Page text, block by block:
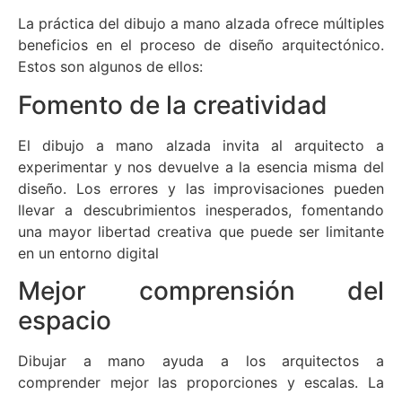
La práctica del dibujo a mano alzada ofrece múltiples
beneficios en el proceso de diseño arquitectónico.
Estos son algunos de ellos:
Fomento de la creatividad
El dibujo a mano alzada invita al arquitecto a
experimentar y nos devuelve a la esencia misma del
diseño. Los errores y las improvisaciones pueden
llevar a descubrimientos inesperados, fomentando
una mayor libertad creativa que puede ser limitante
en un entorno digital
Mejor comprensión del
espacio
Dibujar a mano ayuda a los arquitectos a
comprender mejor las proporciones y escalas. La